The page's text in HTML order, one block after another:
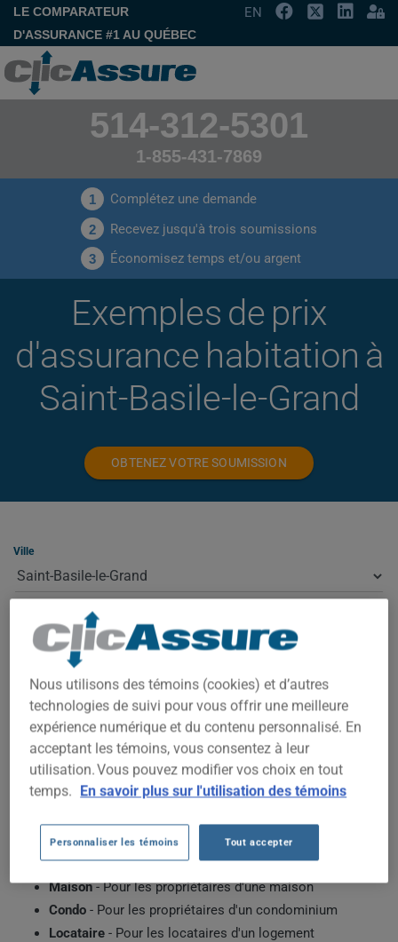
LE COMPARATEUR
D'ASSURANCE #1 AU QUÉBEC
EN
514-312-5301
1-855-431-7869
1 Complétez une demande
2 Recevez jusqu'à trois soumissions
3 Économisez temps et/ou argent
Exemples de prix
d'assurance habitation à
Saint-Basile-le-Grand
OBTENEZ VOTRE SOUMISSION
Ville
ASSURANCE HABITATION À SAINT-
BASILE-LE-GRAND
À Saint-Basile-le-Grand, votre prime dépend de plusieurs
facteurs : la valeur de la propriété, le code postal exact,
Sélectionnez le profil qui correspond à votre situation pour
voir les primes types récemment obtenues par les clients de
ClicAssure.
Maison- Pour les propriétaires d'une maison
Condo - Pour les propriétaires d'un condominium
Locataire - Pour les locataires d'un logement
Nous utilisons des témoins (cookies) et d’autres
technologies de suivi pour vous offrir une meilleure
expérience numérique et du contenu personnalisé. En
acceptant les témoins, vous consentez à leur
utilisation. Vous pouvez modifier vos choix en tout
temps. En savoir plus sur l'utilisation des témoins
Personnaliser les témoins Tout accepter